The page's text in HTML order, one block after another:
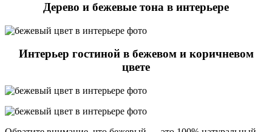
Дерево и бежевые тона в интерьере
Интерьер гостиной в бежевом и коричневом
цвете